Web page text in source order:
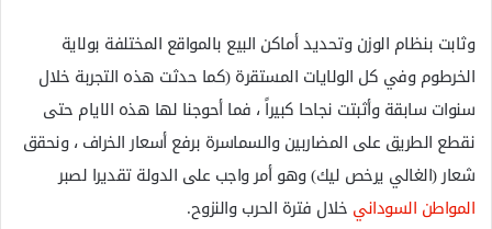
وثابت بنظام الوزن وتحديد أماكن البيع بالمواقع المختلفة بولاية
الخرطوم وفي كل الولايات المستقرة (كما حدثت هذه التجربة خلال
سنوات سابقة وأثبتت نجاحا كبيراً ، فما أحوجنا لها هذه الايام حتى
نقطع الطريق على المضاربين والسماسرة برفع أسعار الخراف ، ونحقق
شعار (الغالي يرخص ليك) وهو أمر واجب على الدولة تقديرا لصبر
المواطن السوداني خلال فترة الحرب والنزوح.